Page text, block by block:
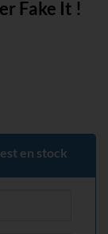
Fake It !
en stock